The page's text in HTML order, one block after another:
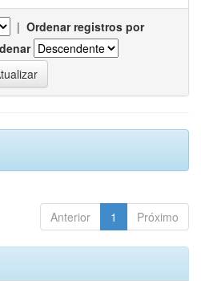
| Ordenar registros por
Anterior 1 Próximo